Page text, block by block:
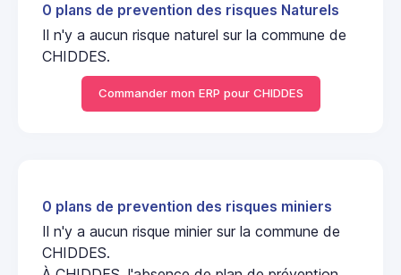
0 plans de prevention des risques Naturels
Il n'y a aucun risque naturel sur la commune de
CHIDDES.
Commander mon ERP pour CHIDDES
0 plans de prevention des risques miniers
Il n'y a aucun risque minier sur la commune de
CHIDDES.